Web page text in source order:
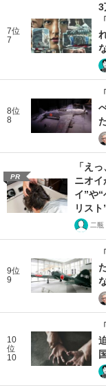
7位
7
3
8位
8
PR
「え
ニオ
イ”や
リス
二瓶
9位
9
10
位
10